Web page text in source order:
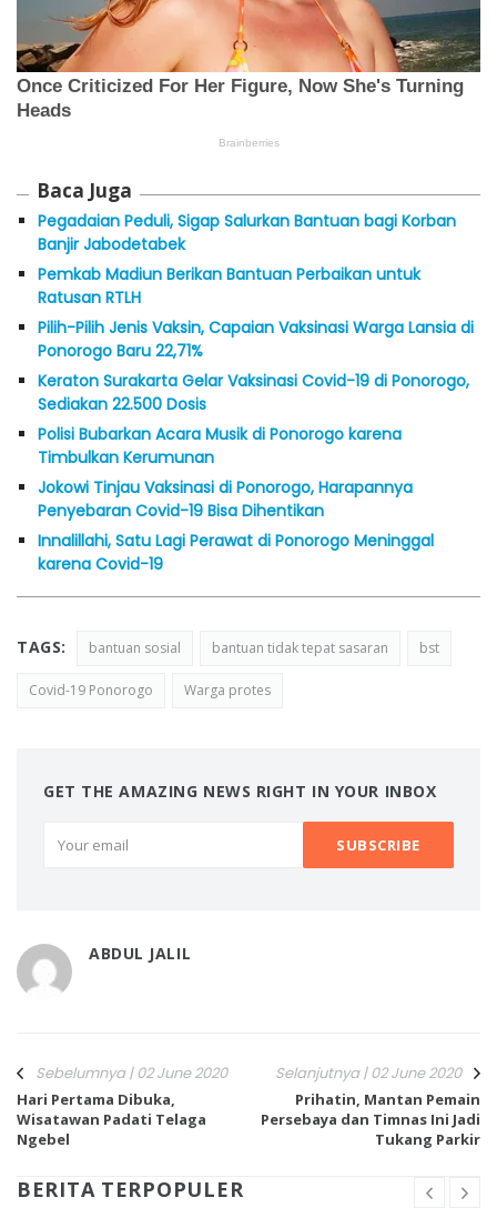
Baca Juga
Pegadaian Peduli, Sigap Salurkan Bantuan bagi Korban
Banjir Jabodetabek
Pemkab Madiun Berikan Bantuan Perbaikan untuk
Ratusan RTLH
Pilih-Pilih Jenis Vaksin, Capaian Vaksinasi Warga Lansia di
Ponorogo Baru 22,71%
Keraton Surakarta Gelar Vaksinasi Covid-19 di Ponorogo,
Sediakan 22.500 Dosis
Polisi Bubarkan Acara Musik di Ponorogo karena
Timbulkan Kerumunan
Jokowi Tinjau Vaksinasi di Ponorogo, Harapannya
Penyebaran Covid-19 Bisa Dihentikan
Innalillahi, Satu Lagi Perawat di Ponorogo Meninggal
karena Covid-19
TAGS: bantuan sosial bantuan tidak tepat sasaran bst
Covid-19 Ponorogo Warga protes
GET THE AMAZING NEWS RIGHT IN YOUR INBOX
ABDUL JALIL
Sebelumnya | 02 June 2020
Hari Pertama Dibuka,
Wisatawan Padati Telaga
Ngebel
Selanjutnya | 02 June 2020
Prihatin, Mantan Pemain
Persebaya dan Timnas Ini Jadi
Tukang Parkir
BERITA TERPOPULER